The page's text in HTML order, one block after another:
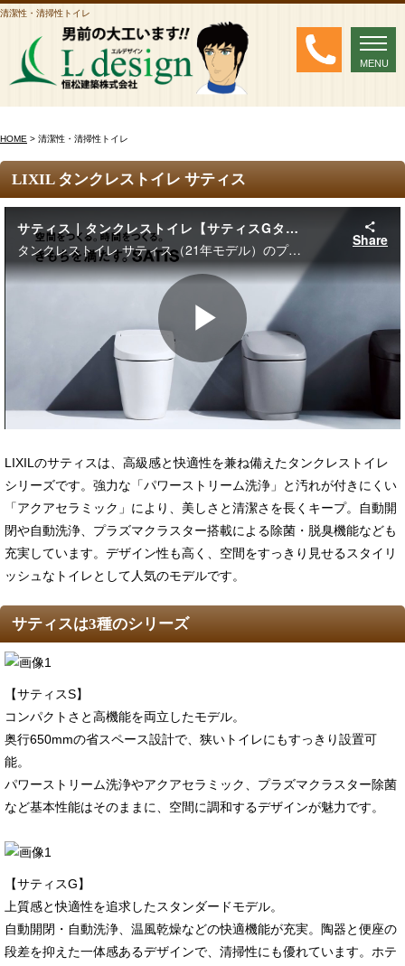
清潔性・清掃性トイレ
MENU
HOME > 清潔性・清掃性トイレ
LIXIL タンクレストイレ サティス
LIXILのサティスは、高級感と快適性を兼ね備えたタンクレストイレ
シリーズです。強力な「パワーストリーム洗浄」と汚れが付きにくい
「アクアセラミック」により、美しさと清潔さを長くキープ。自動開
閉や自動洗浄、プラズマクラスター搭載による除菌・脱臭機能なども
充実しています。デザイン性も高く、空間をすっきり見せるスタイリ
ッシュなトイレとして人気のモデルです。
サティスは3種のシリーズ
【サティスS】
コンパクトさと高機能を両立したモデル。
奥行650mmの省スペース設計で、狭いトイレにもすっきり設置可
能。
パワーストリーム洗浄やアクアセラミック、プラズマクラスター除菌
など基本性能はそのままに、空間に調和するデザインが魅力です。
【サティスG】
上質感と快適性を追求したスタンダードモデル。
自動開閉・自動洗浄、温風乾燥などの快適機能が充実。陶器と便座の
段差を抑えた一体感あるデザインで、清掃性にも優れています。ホテ
MENU